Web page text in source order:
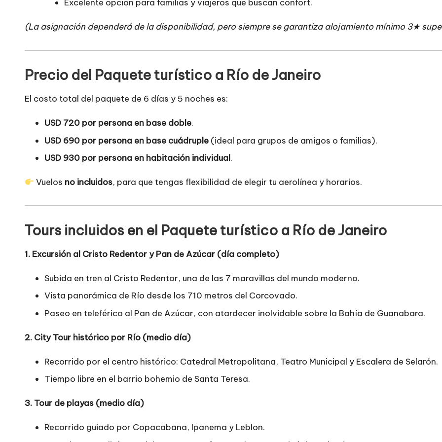
Excelente opción para familias y viajeros que buscan confort.
(La asignación dependerá de la disponibilidad, pero siempre se garantiza alojamiento mínimo 3★
Precio del Paquete turístico a Río de Janeiro
El costo total del paquete de 6 días y 5 noches es:
USD 720 por persona en base doble.
USD 690 por persona en base cuádruple (ideal para grupos de amigos o familias).
USD 930 por persona en habitación individual.
Vuelos no incluidos, para que tengas flexibilidad de elegir tu aerolínea y horarios.
Tours incluidos en el Paquete turístico a Río de Janeiro
1. Excursión al Cristo Redentor y Pan de Azúcar (día completo)
Subida en tren al Cristo Redentor, una de las 7 maravillas del mundo moderno.
Vista panorámica de Río desde los 710 metros del Corcovado.
Paseo en teleférico al Pan de Azúcar, con atardecer inolvidable sobre la Bahía de Guanabara.
2. City Tour histórico por Río (medio día)
Recorrido por el centro histórico: Catedral Metropolitana, Teatro Municipal y Escalera de Selarón.
Tiempo libre en el barrio bohemio de Santa Teresa.
3. Tour de playas (medio día)
Recorrido guiado por Copacabana, Ipanema y Leblon.